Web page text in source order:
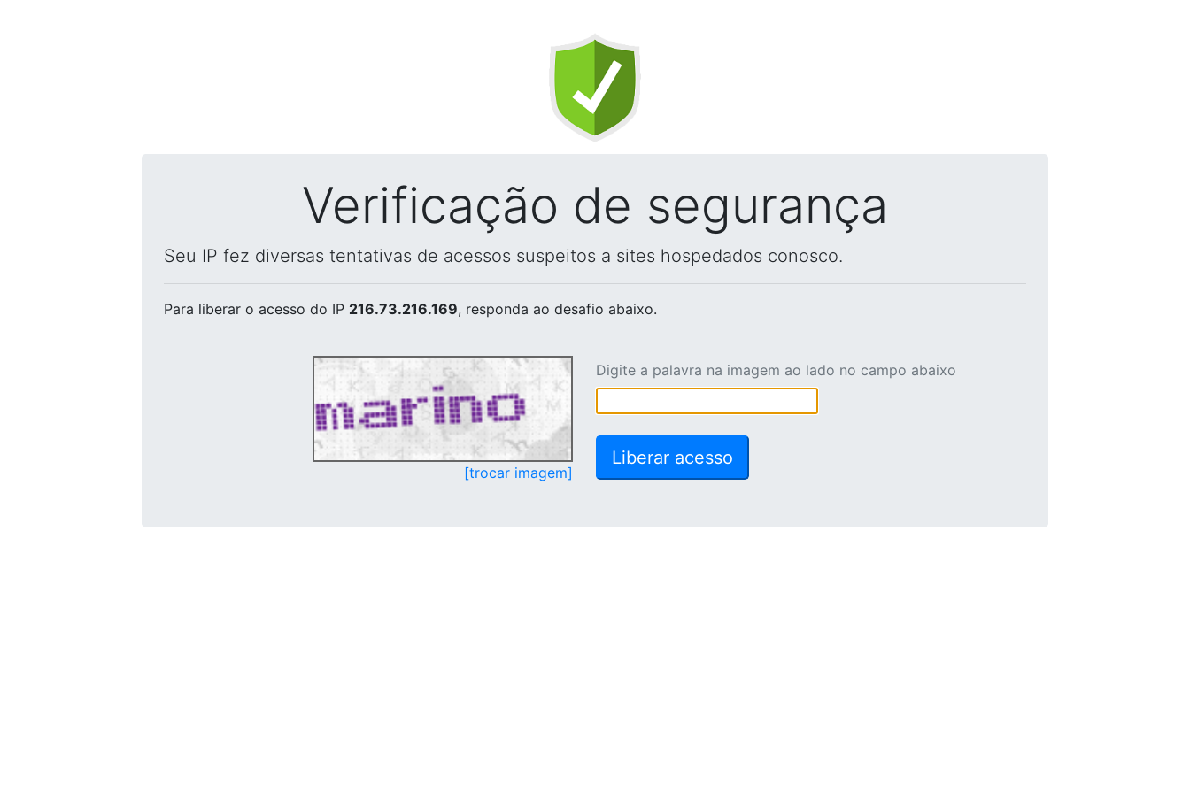
Verificação de segurança
Seu IP fez diversas tentativas de acessos suspeitos a sites hospedados conosco.
Para liberar o acesso do IP 216.73.216.169, responda ao desafio abaixo.
[trocar imagem]
Digite a palavra na imagem ao lado no campo abaixo